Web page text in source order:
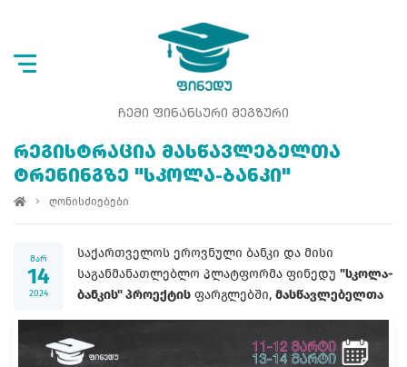
ᲩᲔᲛᲘ ᲤᲘᲜᲐᲜᲡᲣᲠᲘ ᲛᲔᲒᲖᲣᲠᲘ
ᲠᲔᲒᲘᲡᲢᲠᲐᲪᲘᲐ ᲛᲐᲡᲬᲐᲕᲚᲔᲑᲔᲚᲗᲐ
ᲢᲠᲔᲜᲘᲜᲒᲖᲔ "ᲡᲙᲝᲚᲐ-ᲑᲐᲜᲙᲘ"
ღონისძიებები
მარ
14
2024
საქართველოს ეროვნული ბანკი და მისი
საგანმანათლებლო პლატფორმა ფინედუ "სკოლა-
ბანკის" პროექტის ფარგლებში, მასწავლებელთა